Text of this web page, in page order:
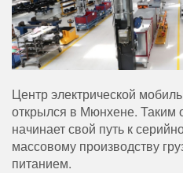
Центр электрической
открылся в Мюнхене. Таким
начинает свой путь к
массовому производству
питанием.